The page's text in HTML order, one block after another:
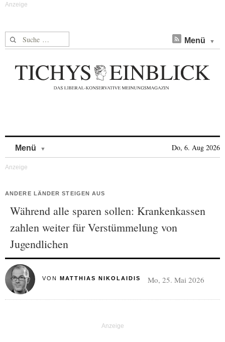
Suche nach: Menü
Menü Do, 6. Aug 2026
ANDERE LÄNDER STEIGEN AUS
Während alle sparen sollen: Krankenkassen
zahlen weiter für Verstümmelung von
Jugendlichen
VON MATTHIAS NIKOLAIDIS Mo, 25. Mai 2026